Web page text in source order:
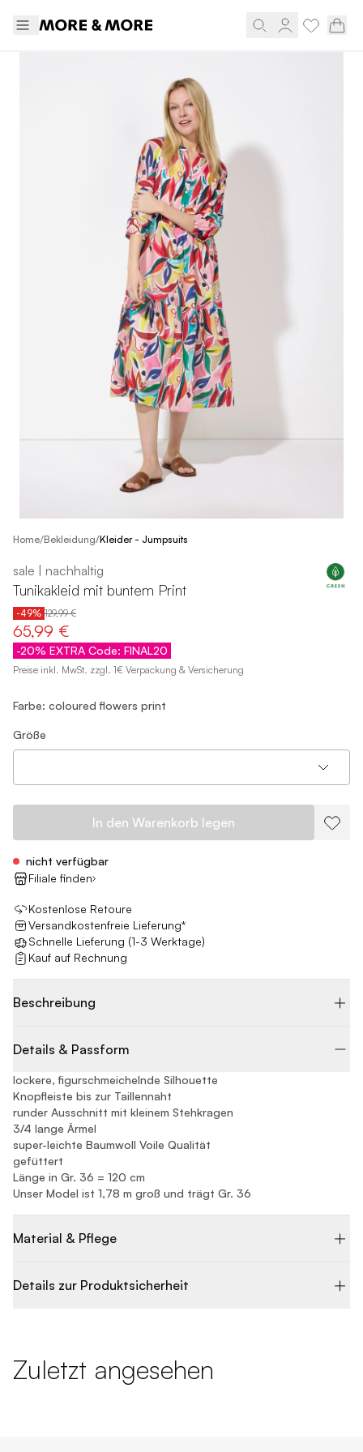
Home/Bekleidung/Kleider - Jumpsuits
sale | nachhaltig
Tunikakleid mit buntem Print
-49% 129,99 €
65,99 €
-20% EXTRA Code: FINAL20
Preise inkl. MwSt. zzgl. 1€ Verpackung & Versicherung
Farbe: coloured flowers print
Größe
In den Warenkorb legen
nicht verfügbar
Filiale finden
Kostenlose Retoure
Versandkostenfreie Lieferung*
Schnelle Lieferung (1-3 Werktage)
Kauf auf Rechnung
Beschreibung
Details & Passform
lockere, figurschmeichelnde Silhouette
Knopfleiste bis zur Taillennaht
runder Ausschnitt mit kleinem Stehkragen
3/4 lange Ärmel
super-leichte Baumwoll Voile Qualität
gefüttert
Länge in Gr. 36 = 120 cm
Unser Model ist 1,78 m groß und trägt Gr. 36
Material & Pflege
Details zur Produktsicherheit
Zuletzt angesehen